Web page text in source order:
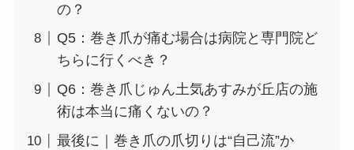
の？
Q5：巻き爪が痛む場合は病院と専門院ど
ちらに行くべき？
Q6：巻き爪じゅん土気あすみが丘店の施
術は本当に痛くないの？
最後に｜巻き爪の爪切りは“自己流”か